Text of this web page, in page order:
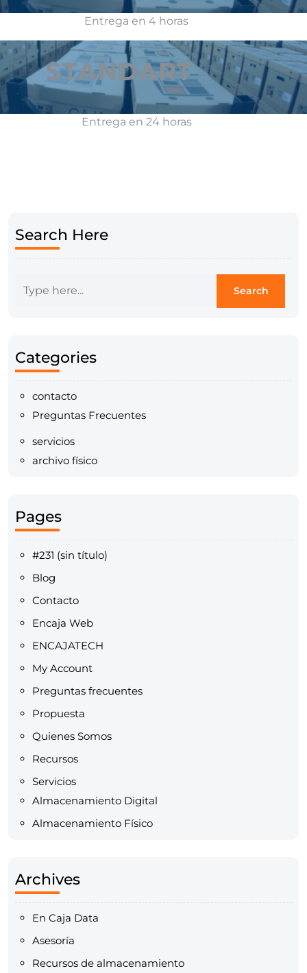
Entrega en 4 horas
STANDART
Entrega en 24 horas
Search Here
Categories
contacto
Preguntas Frecuentes
servicios
archivo físico
Pages
#231 (sin título)
Blog
Contacto
Encaja Web
ENCAJATECH
My Account
Preguntas frecuentes
Propuesta
Quienes Somos
Recursos
Servicios
Almacenamiento Digital
Almacenamiento Físico
Archives
En Caja Data
Asesoría
Recursos de almacenamiento